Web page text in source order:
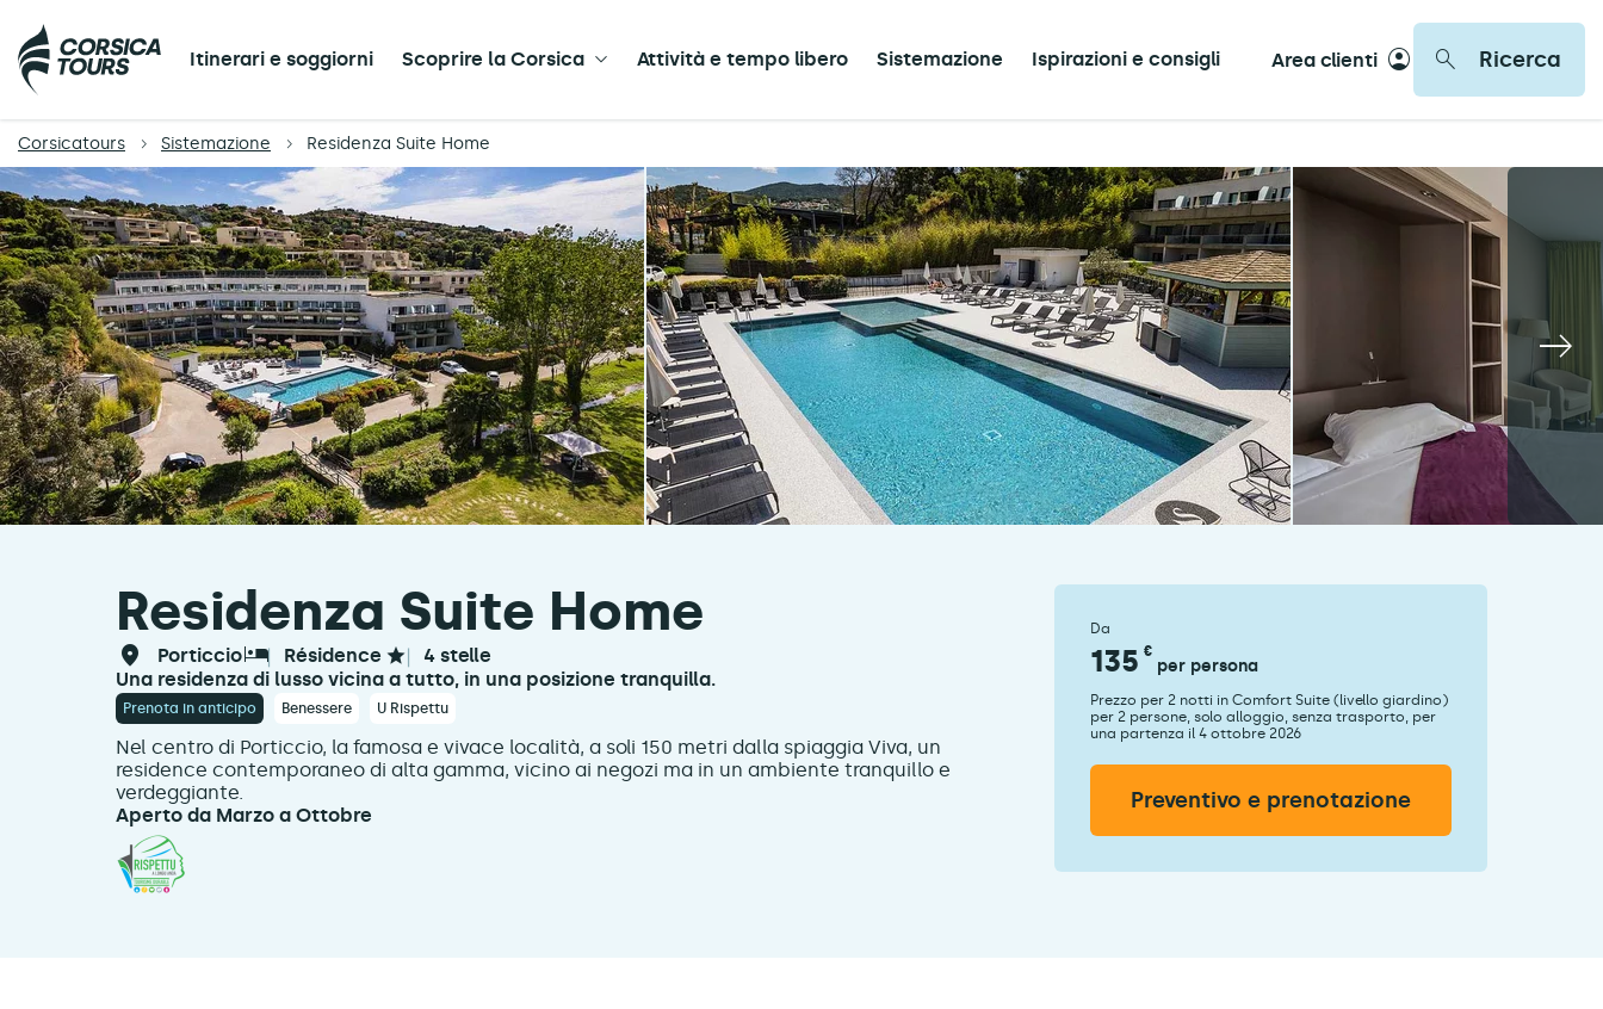
Itinerari e soggiorni Scoprire la Corsica Attività e tempo libero Sistemazione Ispirazioni e consigli Area clienti Ricerca
Corsicatours Sistemazione Residenza Suite Home
Residenza Suite Home
porticcio résidence
4 stelle
Una residenza di lusso vicina a tutto, in una posizione tranquilla.
Prenota in anticipo Benessere U Rispettu
Nel centro di Porticcio, la famosa e vivace località, a soli 150 metri dalla spiaggia Viva, un
residence contemporaneo di alta gamma, vicino ai negozi ma in un ambiente tranquillo e
verdeggiante.
Aperto da Marzo a Ottobre
Da
135 €
per persona
Prezzo per 2 notti in Comfort Suite (livello giardino)
per 2 persone, solo alloggio, senza trasporto, per
una partenza il 4 ottobre 2026
Preventivo e prenotazione